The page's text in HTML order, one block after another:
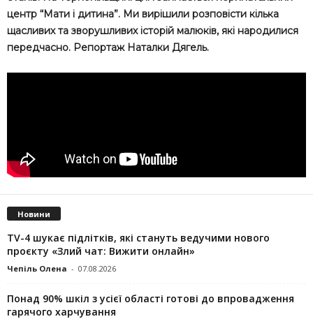
центр “Мати і дитина”. Ми вирішили розповісти кілька
щасливих та зворушливих історій малюків, які народилися
передчасно. Репортаж Наталки Дягель.
Новини
TV-4 шукає підлітків, які стануть ведучими нового
проєкту «Злий чат: Вижити онлайн»
Чепіль Олена - 07.08.2026
Понад 90% шкіл з усієї області готові до впровадження
гарячого харчування